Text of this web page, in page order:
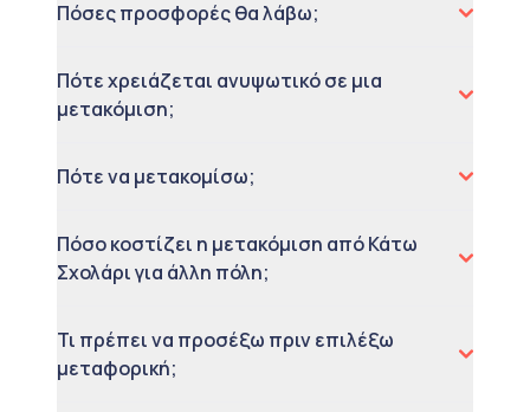
Πόσες προσφορές θα λάβω;
Πότε χρειάζεται ανυψωτικό σε μια
μετακόμιση;
Πότε να μετακομίσω;
Πόσο κοστίζει η μετακόμιση από Κάτω
Σχολάρι για άλλη πόλη;
Τι πρέπει να προσέξω πριν επιλέξω
μεταφορική;